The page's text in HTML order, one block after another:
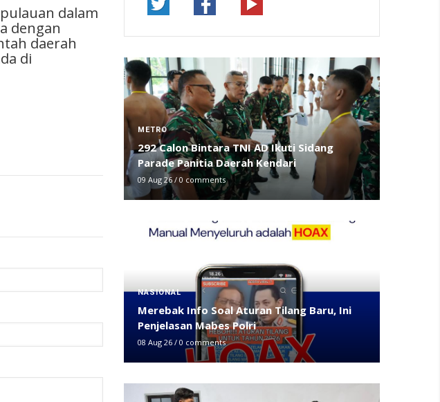
dalam
dengan
daerah
di
METRO
292 Calon Bintara TNI AD Ikuti Sidang
Parade Panitia Daerah Kendari
09 Aug 26 / 0 comments
NASIONAL
Merebak Info Soal Aturan Tilang Baru, Ini
Penjelasan Mabes Polri
08 Aug 26 / 0 comments